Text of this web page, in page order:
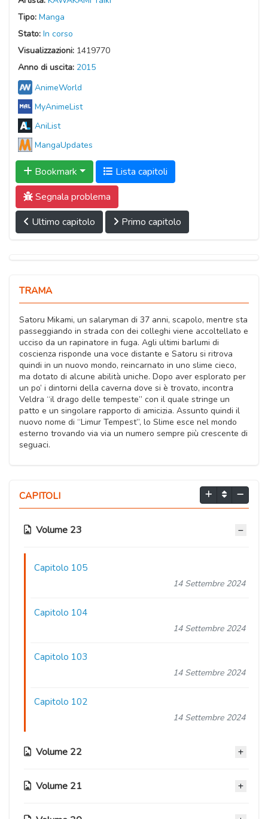
Tipo: Manga
Stato: In corso
Visualizzazioni: 1419770
Anno di uscita: 2015
AnimeWorld
MyAnimeList
AniList
MangaUpdates
Bookmark
Lista capitoli
Segnala problema
Ultimo capitolo
Primo capitolo
TRAMA
Satoru Mikami, un salaryman di 37 anni, scapolo, mentre sta
passeggiando in strada con dei colleghi viene accoltellato e
ucciso da un rapinatore in fuga. Agli ultimi barlumi di
coscienza risponde una voce distante e Satoru si ritrova
quindi in un nuovo mondo, reincarnato in uno slime cieco,
ma dotato di alcune abilità uniche. Dopo aver esplorato per
un po’ i dintorni della caverna dove si è trovato, incontra
Veldra “il drago delle tempeste” con il quale stringe un
patto e un singolare rapporto di amicizia. Assunto quindi il
nuovo nome di “Limur Tempest”, lo Slime esce nel mondo
esterno trovando via via un numero sempre più crescente di
seguaci.
CAPITOLI
Volume 23
Capitolo 105
14 Settembre 2024
Capitolo 104
14 Settembre 2024
Capitolo 103
14 Settembre 2024
Capitolo 102
14 Settembre 2024
Volume 22
Capitolo 101
Volume 21